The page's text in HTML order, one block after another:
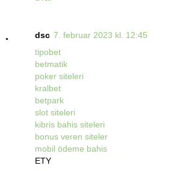
dsc 7. februar 2023 kl. 12:45
tipobet
betmatik
poker siteleri
kralbet
betpark
slot siteleri
kibris bahis siteleri
bonus veren siteler
mobil ödeme bahis
ETY